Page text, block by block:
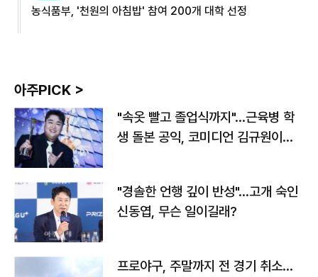
농식품부, '천원의 아침밥' 참여 200개 대학 선정
아주PICK >
"속옷 빨고 졸업식까지"…근육병 학
생 돌본 공익, 코미디언 김규원이었
"경솔한 언행 깊이 반성"…고개 숙인
신동엽, 무슨 일이길래?
프로야구, 주말까지 전 경기 취소…